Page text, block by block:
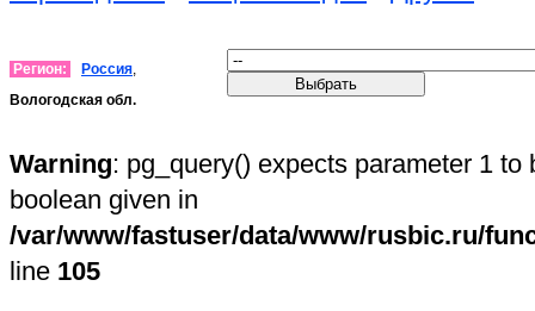
Регион: Россия,
Вологодская обл.
Warning: pg_query() expects parameter 1 to
boolean given in
/var/www/fastuser/data/www/rusbic.ru/
line 105